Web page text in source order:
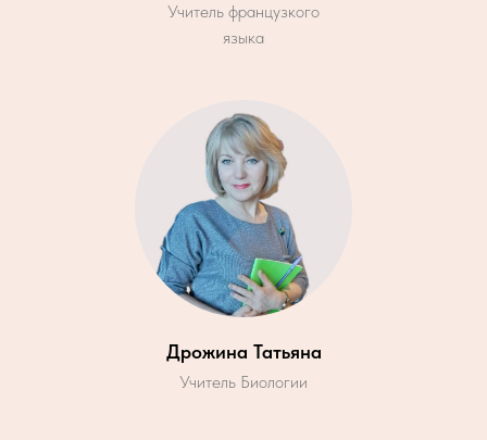
Учитель французкого
языка
Дрожина Татьяна
Учитель Биологии